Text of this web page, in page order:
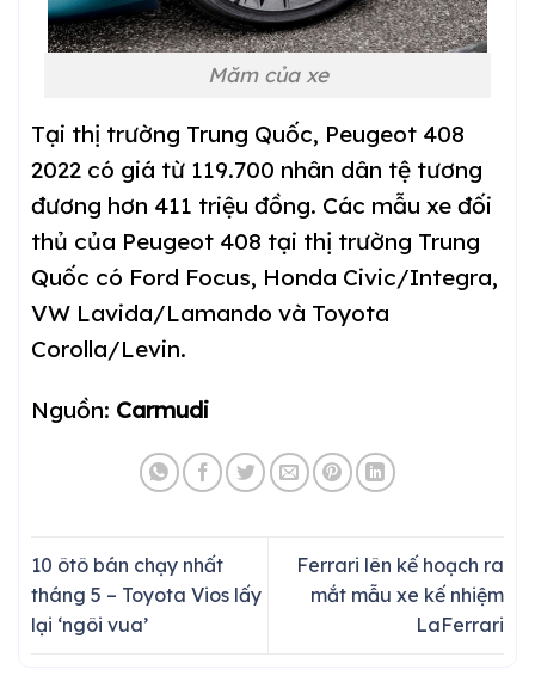
Măm của xe
Tại thị trường Trung Quốc, Peugeot 408
2022 có giá từ 119.700 nhân dân tệ tương
đương hơn 411 triệu đồng. Các mẫu xe đối
thủ của Peugeot 408 tại thị trường Trung
Quốc có Ford Focus, Honda Civic/Integra,
VW Lavida/Lamando và Toyota
Corolla/Levin.
Nguồn: Carmudi
10 ôtô bán chạy nhất
tháng 5 – Toyota Vios lấy
lại ‘ngôi vua’
Ferrari lên kế hoạch ra
mắt mẫu xe kế nhiệm
LaFerrari